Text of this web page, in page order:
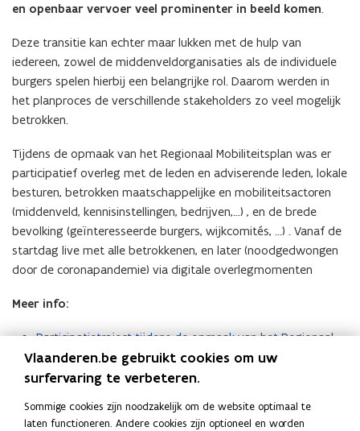
en openbaar vervoer veel prominenter in beeld komen.
Deze transitie kan echter maar lukken met de hulp van
iedereen, zowel de middenveldorganisaties als de individuele
burgers spelen hierbij een belangrijke rol. Daarom werden in
het planproces de verschillende stakeholders zo veel mogelijk
betrokken.
Tijdens de opmaak van het Regionaal Mobiliteitsplan was er
participatief overleg met de leden en adviserende leden, lokale
besturen, betrokken maatschappelijke en mobiliteitsactoren
(middenveld, kennisinstellingen, bedrijven,…) , en de brede
bevolking (geïnteresseerde burgers, wijkcomités, …) . Vanaf de
startdag live met alle betrokkenen, en later (noodgedwongen
door de coronapandemie) via digitale overlegmomenten
Meer info:
Participatietraject tijdens de opmaak van het Regionaal
Mobiliteitsplan
Goedgekeurde participatienota
(
P
D
Goedgekeurde stakeholderslijst
(
Vlaanderen.be gebruikt cookies om uw
surfervaring te verbeteren.
Sommige cookies zijn noodzakelijk om de website optimaal te
laten functioneren. Andere cookies zijn optioneel en worden